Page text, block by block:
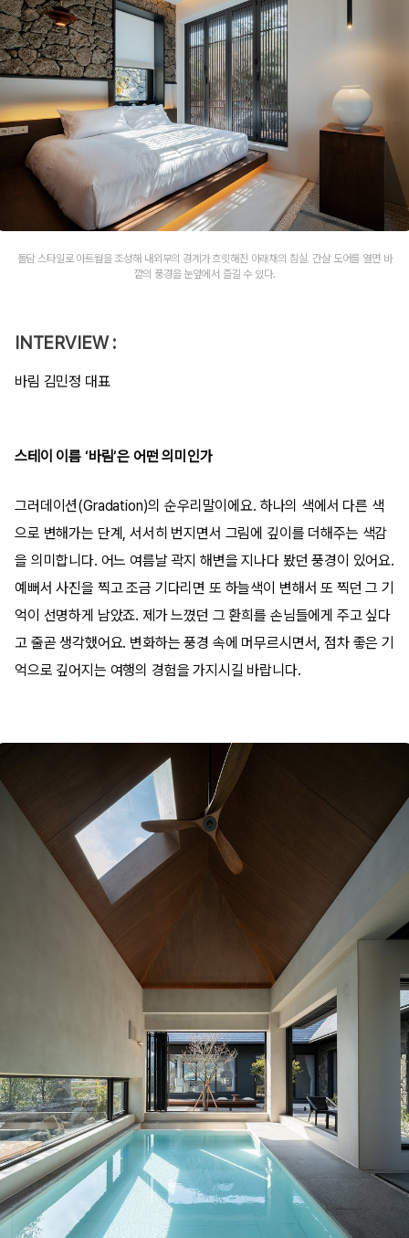
돌담 스타일로 아트월을 조성해 내외부의 경계가 흐릿해진 아래채의 침실. 간살 도어를 열면 바
깥의 풍경을 눈앞에서 즐길 수 있다.
INTERVIEW :
바림 김민정 대표
스테이 이름 ‘바림’은 어떤 의미인가
그러데이션(Gradation)의 순우리말이에요. 하나의 색에서 다른 색
으로 변해가는 단계, 서서히 번지면서 그림에 깊이를 더해주는 색감
을 의미합니다. 어느 여름날 곽지 해변을 지나다 봤던 풍경이 있어요.
예뻐서 사진을 찍고 조금 기다리면 또 하늘색이 변해서 또 찍던 그 기
억이 선명하게 남았죠. 제가 느꼈던 그 환희를 손님들에게 주고 싶다
고 줄곧 생각했어요. 변화하는 풍경 속에 머무르시면서, 점차 좋은 기
억으로 깊어지는 여행의 경험을 가지시길 바랍니다.